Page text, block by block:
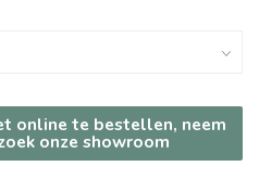
online te bestellen, neem
onze showroom